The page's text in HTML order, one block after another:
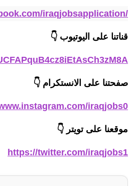
iraqjobsapplication/
قناتنا على اليوتيوب 👇
صفحتنا على الانستكرام 👇
iraqjobs0/
موقعنا على تويتر 👇
https://twitter.com/iraqjobs1